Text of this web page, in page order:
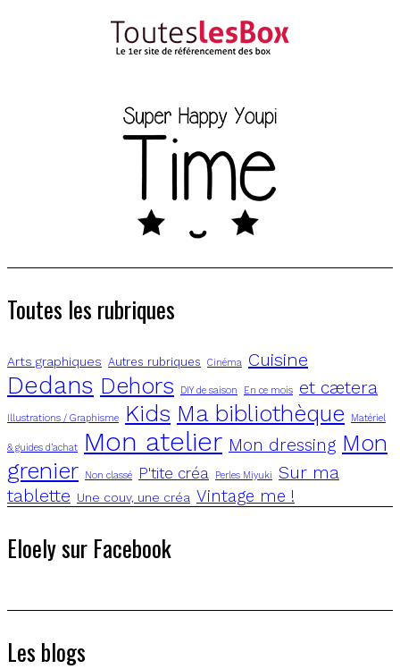
Toutes les rubriques
Arts graphiques Autres rubriques Cinéma Cuisine
Dedans Dehors DIY de saison En ce mois et cætera
Illustrations / Graphisme Kids Ma bibliothèque Matériel
& guides d’achat Mon atelier Mon dressing Mon
grenier
Non classé P'tite créa Perles Miyuki
Sur ma
tablette Une couv, une créa Vintage me !
Eloely sur Facebook
Les blogs